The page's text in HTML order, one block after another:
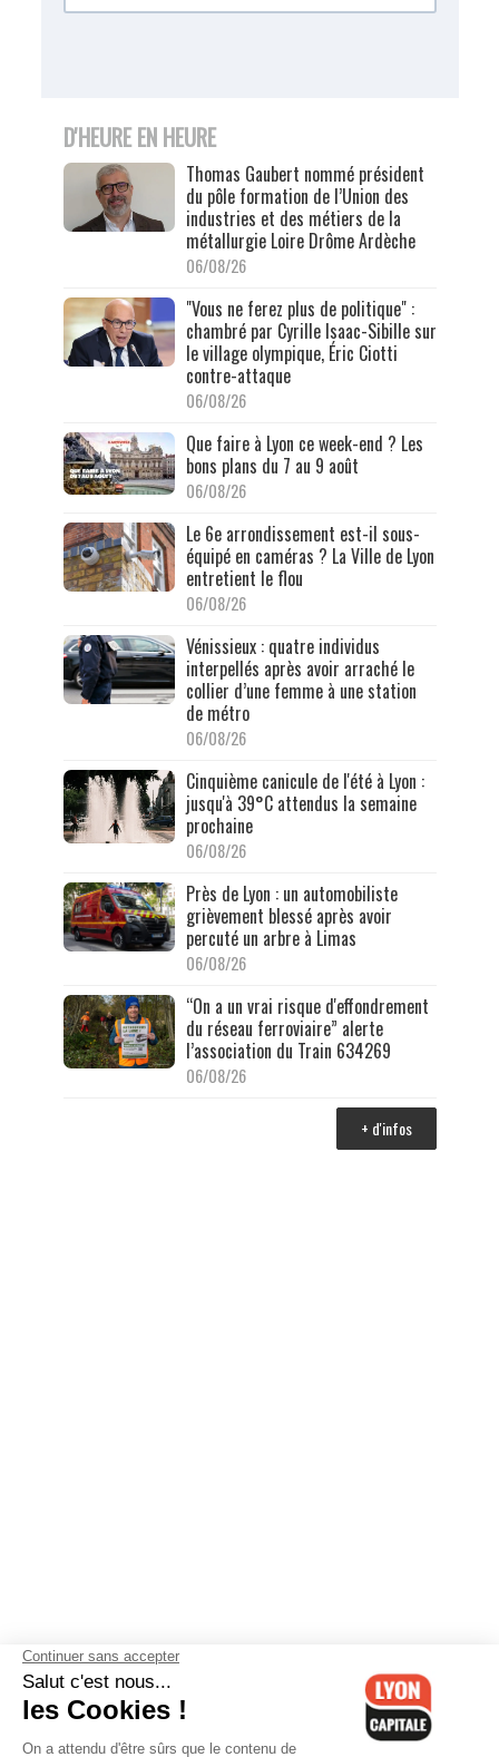
D'HEURE EN HEURE
Thomas Gaubert nommé président
du pôle formation de l’Union des
industries et des métiers de la
métallurgie Loire Drôme Ardèche
06/08/26
"Vous ne ferez plus de politique" :
chambré par Cyrille Isaac-Sibille sur
le village olympique, Éric Ciotti
contre-attaque
06/08/26
Que faire à Lyon ce week-end ? Les
bons plans du 7 au 9 août
06/08/26
Le 6e arrondissement est-il sous-
équipé en caméras ? La Ville de Lyon
entretient le flou
06/08/26
Vénissieux : quatre individus
interpellés après avoir arraché le
collier d’une femme à une station
de métro
06/08/26
Cinquième canicule de l'été à Lyon :
jusqu'à 39°C attendus la semaine
prochaine
06/08/26
Près de Lyon : un automobiliste
grièvement blessé après avoir
percuté un arbre à Limas
06/08/26
“On a un vrai risque d'effondrement
du réseau ferroviaire” alerte
l’association du Train 634269
06/08/26
+ d'infos